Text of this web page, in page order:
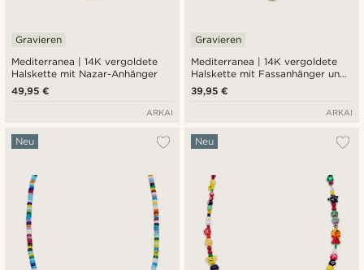
Mediterranea | 14K vergoldete
Halskette mit Nazar-Anhänger
Gravieren
49,95 €
ARKAI
Mediterranea | 14K vergoldete
Halskette mit Fassanhänger und
smaragdgrünem Zirkonia-Pavé
Gravieren
39,95 €
ARKAI
Neu Neu